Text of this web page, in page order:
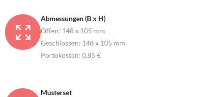
Abmessungen (B x H)
Offen: 148 x 105 mm
Geschlossen: 148 x 105 mm
Portokosten: 0,85 €
Musterset